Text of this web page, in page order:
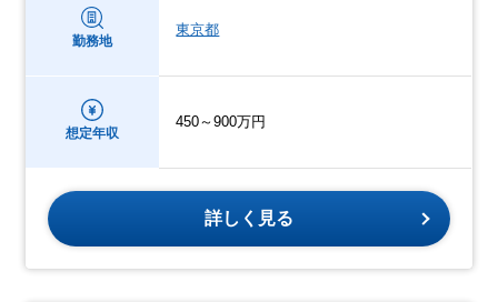
勤務地
東京都
想定年収
450～900万円
詳しく見る